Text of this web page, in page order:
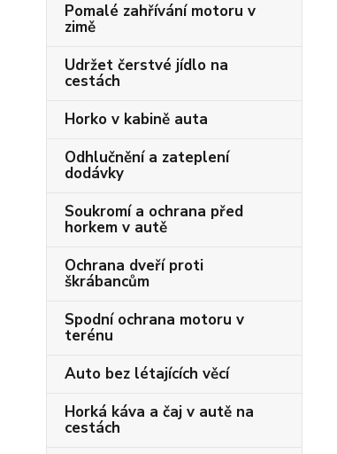
Pomalé zahřívání motoru v
zimě
Udržet čerstvé jídlo na
cestách
Horko v kabině auta
Odhlučnění a zateplení
dodávky
Soukromí a ochrana před
horkem v autě
Ochrana dveří proti
škrábancům
Spodní ochrana motoru v
terénu
Auto bez létajících věcí
Horká káva a čaj v autě na
cestách